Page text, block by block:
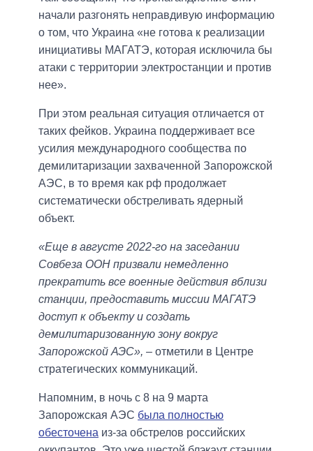
начали разгонять неправдивую информацию
о том, что Украина «не готова к реализации
инициативы МАГАТЭ, которая исключила бы
атаки с территории электростанции и против
нее».
При этом реальная ситуация отличается от
таких фейков. Украина поддерживает все
усилия международного сообщества по
демилитаризации захваченной Запорожской
АЭС, в то время как рф продолжает
систематически обстреливать ядерный
объект.
«Еще в августе 2022-го на заседании
Совбеза ООН призвали немедленно
прекратить все военные действия вблизи
станции, предоставить миссии МАГАТЭ
доступ к объекту и создать
демилитаризованную зону вокруг
Запорожской АЭС», – отметили в Центре
стратегических коммуникаций.
Напомним, в ночь с 8 на 9 марта
Запорожская АЭС была полностью
обесточена из-за обстрелов российских